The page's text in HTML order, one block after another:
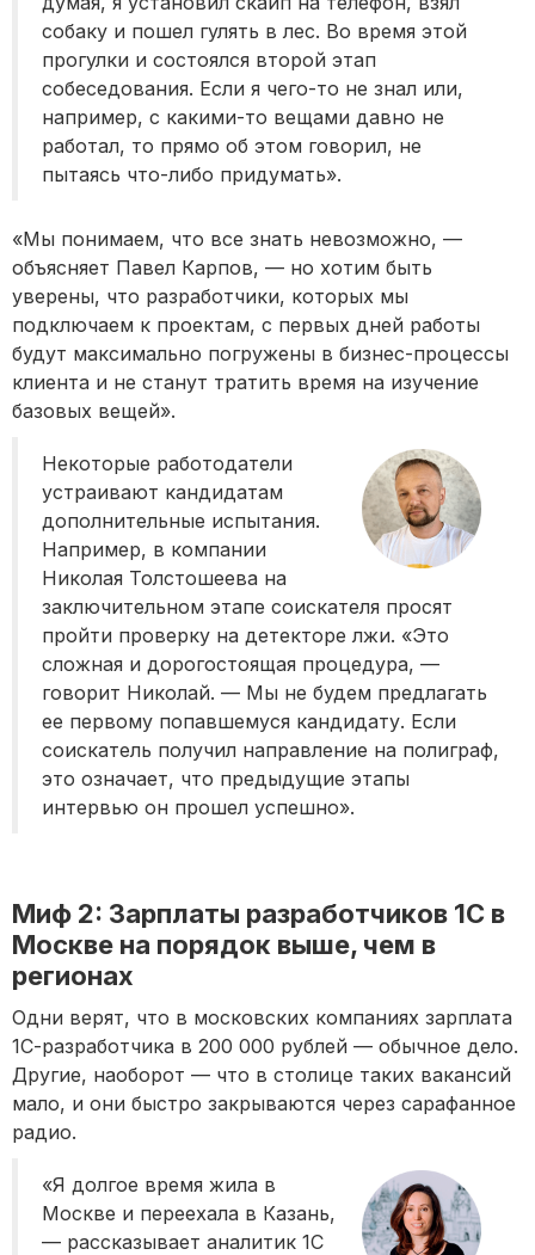
собаку и пошел гулять в лес. Во время этой
прогулки и состоялся второй этап
собеседования. Если я чего-то не знал или,
например, с какими-то вещами давно не
работал, то прямо об этом говорил, не
пытаясь что-либо придумать».
«Мы понимаем, что все знать невозможно, —
объясняет Павел Карпов, — но хотим быть
уверены, что разработчики, которых мы
подключаем к проектам, с первых дней работы
будут максимально погружены в бизнес-процессы
клиента и не станут тратить время на изучение
базовых вещей».
Некоторые работодатели
устраивают кандидатам
дополнительные испытания.
Например, в компании
Николая Толстошеева на
заключительном этапе соискателя просят
пройти проверку на детекторе лжи. «Это
сложная и дорогостоящая процедура, —
говорит Николай. — Мы не будем предлагать
ее первому попавшемуся кандидату. Если
соискатель получил направление на полиграф,
это означает, что предыдущие этапы
интервью он прошел успешно».
Миф 2: Зарплаты разработчиков 1С в
Москве на порядок выше, чем в
регионах
Одни верят, что в московских компаниях зарплата
1С-разработчика в 200 000 рублей — обычное дело.
Другие, наоборот — что в столице таких вакансий
мало, и они быстро закрываются через сарафанное
радио.
«Я долгое время жила в
Москве и переехала в Казань,
— рассказывает аналитик 1C